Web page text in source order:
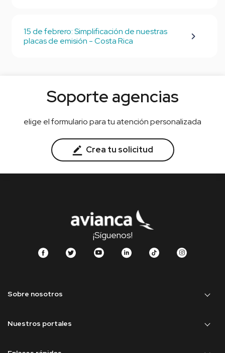
15 de febrero: Simplificación de nuestras
placas de emisión - Costa Rica
Soporte agencias
elige el formulario para tu atención personalizada
Crea tu solicitud
¡Síguenos!
Sobre nosotros
Nuestros portales